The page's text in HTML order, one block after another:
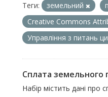
Теги: земельний
Creative Commons
Управління з питань
Сплата земельного
Набір містить дані про